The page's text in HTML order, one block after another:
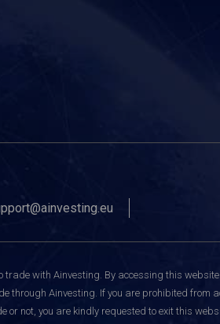
trade with Ainvesting. By accessing this
through Ainvesting. If you are prohibited
or not, you are kindly requested to exit this